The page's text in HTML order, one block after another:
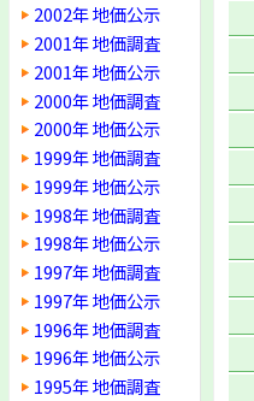
2002年 地価公示
2001年 地価調査
2001年 地価公示
2000年 地価調査
2000年 地価公示
1999年 地価調査
1999年 地価公示
1998年 地価調査
1998年 地価公示
1997年 地価調査
1997年 地価公示
1996年 地価調査
1996年 地価公示
1995年 地価調査